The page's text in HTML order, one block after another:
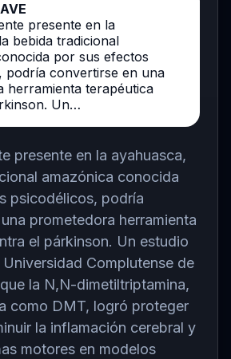
presente en la
bebida tradicional
por sus efectos
podría convertirse en una
herramienta terapéutica
Un…
presente en la ayahuasca,
amazónica conocida
psicodélicos, podría
prometedora herramienta
el párkinson. Un estudio
Universidad Complutense de
la N,N-dimetiltriptamina,
como DMT, logró proteger
la inflamación cerebral y
motores en modelos